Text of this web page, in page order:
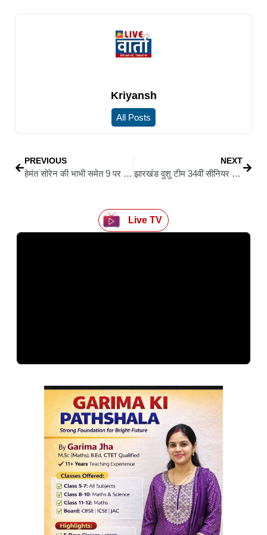
Kriyansh
All Posts
PREVIOUS
हेमंत सोरेन की भाभी समेत 9 पर चोरी, रंगदारी और किडनैपिंग का केस दर्ज
NEXT
झारखंड वुशु टीम 34वीं सीनियर नेशनल वुशु चैंपियनशिप में भाग लेने जयपुर रवाना, 34 खिलाड़ी दल में शामिल
Live TV